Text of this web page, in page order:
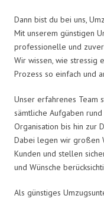
Dann bist du bei uns,
Mit unserem günstigen
professionelle und
Wir wissen, wie stressig
Prozess so einfach und
Unser erfahrenes Team
sämtliche Aufgaben
Organisation bis hin zur
Dabei legen wir großen
Kunden und stellen
und Wünsche
Als günstiges